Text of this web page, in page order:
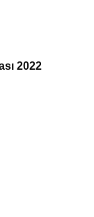
2022